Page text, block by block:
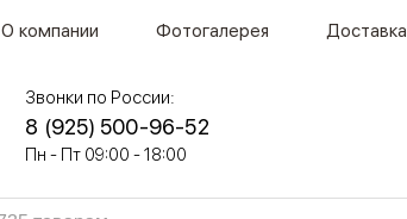
О компании Фотогалерея Доставка
Звонки по России:
8 (925) 500-96-52
Пн - Пт 09:00 - 18:00